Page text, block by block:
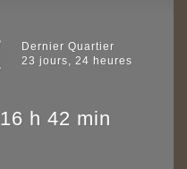
Dernier Quartier
23 jours, 24 heures
16 h 42 min